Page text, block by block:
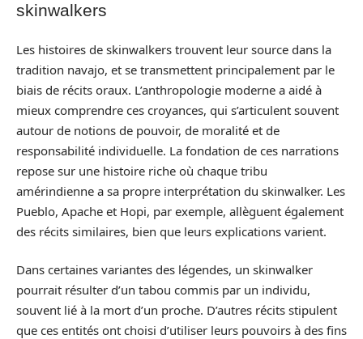
skinwalkers
Les histoires de skinwalkers trouvent leur source dans la
tradition navajo, et se transmettent principalement par le
biais de récits oraux. L’anthropologie moderne a aidé à
mieux comprendre ces croyances, qui s’articulent souvent
autour de notions de pouvoir, de moralité et de
responsabilité individuelle. La fondation de ces narrations
repose sur une histoire riche où chaque tribu
amérindienne a sa propre interprétation du skinwalker. Les
Pueblo, Apache et Hopi, par exemple, allèguent également
des récits similaires, bien que leurs explications varient.
Dans certaines variantes des légendes, un skinwalker
pourrait résulter d’un tabou commis par un individu,
souvent lié à la mort d’un proche. D’autres récits stipulent
que ces entités ont choisi d’utiliser leurs pouvoirs à des fins